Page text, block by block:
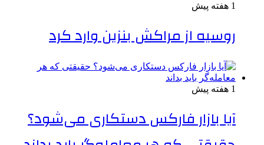
1 هفته پیش
روسیه از مراکش بنزین وارد کرد
1 هفته پیش
آیا بازار فارکس دستکاری می‌شود؟